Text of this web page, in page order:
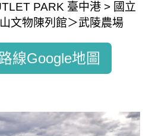
PARK 臺中港 > 國立
文物陳列館＞武陵農場
線Google地圖